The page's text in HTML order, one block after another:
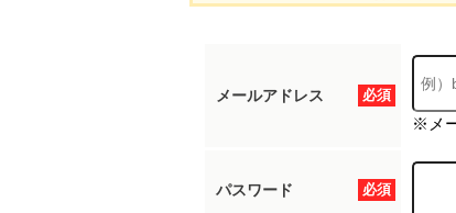
必須
メールアドレス
※メ
必須
パスワード